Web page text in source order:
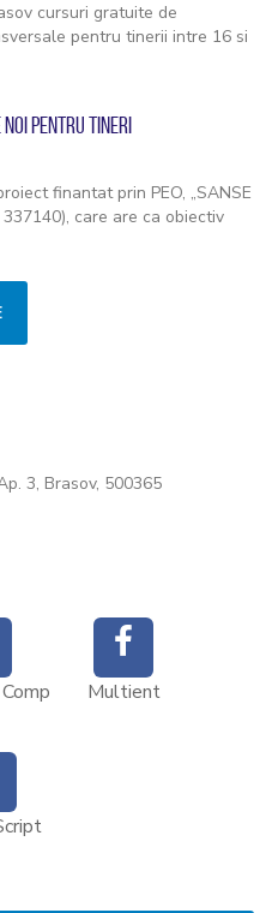
cursuri gratuite de
pentru tinerii intre 16 si
PENTRU TINERI
finantat prin PEO, „SANSE
337140), care are ca obiectiv
3, Brasov, 500365
Multient